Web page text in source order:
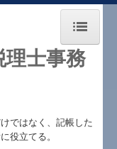
ではなく、記帳した
役立てる。